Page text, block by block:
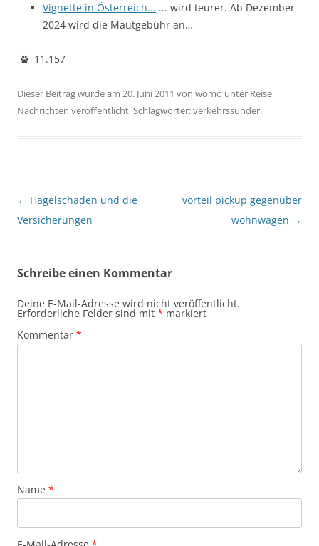
Vignette in Österreich... ... wird teurer. Ab Dezember
2024 wird die Mautgebühr an…
11.157
Dieser Beitrag wurde am 20. Juni 2011 von womo unter Reise
Nachrichten veröffentlicht. Schlagwörter:verkehrssünder.
Beitragsnavigation
← Hagelschaden und die
Versicherungen
vorteil pickup gegenüber
wohnwagen →
Schreibe einen Kommentar
Deine E-Mail-Adresse wird nicht veröffentlicht.
Erforderliche Felder sind mit * markiert
Kommentar *
Name *